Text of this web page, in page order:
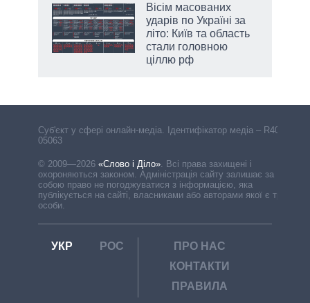
Вісім масованих
ударів по Україні за
літо: Київ та область
стали головною
ціллю рф
Cуб'єкт у сфері онлайн-медіа. Ідентифікатор медіа – R40-
05063
© 2009—2026 «Слово і Діло»
Всі права захищені і
охороняються законом. Адміністрація сайту залишає за
собою право не погоджуватися з інформацією, яка
публікується на сайті, власниками або авторами якої є треті
особи.
УКР РОС
ПРО НАС
КОНТАКТИ
ПРАВИЛА